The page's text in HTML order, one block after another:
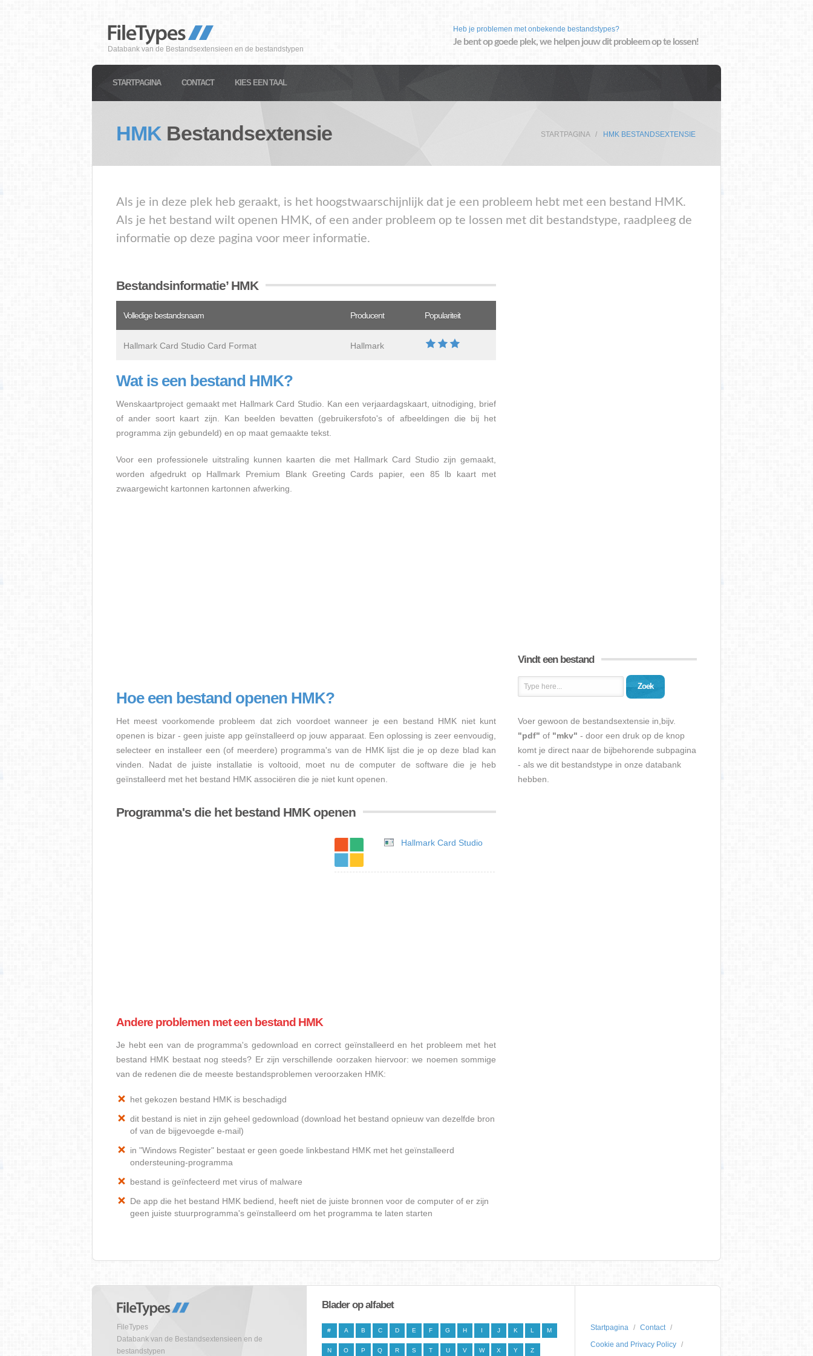
Databank van de Bestandsextensieen en de bestandstypen
Heb je problemen met onbekende bestandstypes?
Je bent op goede plek, we helpen jouw dit probleem op te lossen!
STARTPAGINA CONTACT KIES EEN TAAL
HMK Bestandsextensie STARTPAGINA HMK BESTANDSEXTENSIE
Als je in deze plek heb geraakt, is het hoogstwaarschijnlijk dat je een probleem hebt met een bestand HMK.
Als je het bestand wilt openen HMK, of een ander probleem op te lossen met dit bestandstype, raadpleeg de
informatie op deze pagina voor meer informatie.
Bestandsinformatie’ HMK
Volledige bestandsnaam Producent Populariteit
Hallmark Card Studio Card Format Hallmark
Wat is een bestand HMK?
Wenskaartproject gemaakt met Hallmark Card Studio. Kan een verjaardagskaart, uitnodiging, brief
of ander soort kaart zijn. Kan beelden bevatten (gebruikersfoto's of afbeeldingen die bij het
programma zijn gebundeld) en op maat gemaakte tekst.
Voor een professionele uitstraling kunnen kaarten die met Hallmark Card Studio zijn gemaakt,
worden afgedrukt op Hallmark Premium Blank Greeting Cards papier, een 85 lb kaart met
zwaargewicht kartonnen kartonnen afwerking.
Hoe een bestand openen HMK?
Het meest voorkomende probleem dat zich voordoet wanneer je een bestand HMK niet kunt
openen is bizar - geen juiste app geïnstalleerd op jouw apparaat. Een oplossing is zeer eenvoudig,
selecteer en installeer een (of meerdere) programma's van de HMK lijst die je op deze blad kan
vinden. Nadat de juiste installatie is voltooid, moet nu de computer de software die je heb
geïnstalleerd met het bestand HMK associëren die je niet kunt openen.
Programma's die het bestand HMK openen
Hallmark Card Studio
Andere problemen met een bestand HMK
Je hebt een van de programma's gedownload en correct geïnstalleerd en het probleem met het
bestand HMK bestaat nog steeds? Er zijn verschillende oorzaken hiervoor: we noemen sommige
van de redenen die de meeste bestandsproblemen veroorzaken HMK:
het gekozen bestand HMK is beschadigd
dit bestand is niet in zijn geheel gedownload (download het bestand opnieuw van dezelfde bron
of van de bijgevoegde e-mail)
in "Windows Register" bestaat er geen goede linkbestand HMK met het geïnstalleerd
ondersteuning-programma
bestand is geïnfecteerd met virus of malware
De app die het bestand HMK bediend, heeft niet de juiste bronnen voor de computer of er zijn
geen juiste stuurprogramma's geïnstalleerd om het programma te laten starten
Vindt een bestand
Zoek
Voer gewoon de bestandsextensie in,bijv.
"pdf" of "mkv" - door een druk op de knop
komt je direct naar de bijbehorende subpagina
- als we dit bestandstype in onze databank
hebben.
FileTypes
Databank van de Bestandsextensieen en de
bestandstypen
Blader op alfabet
# A B C D E F G H I J K L M
N O P Q R S T U V W X Y Z
Startpagina
Contact
Cookie and Privacy Policy